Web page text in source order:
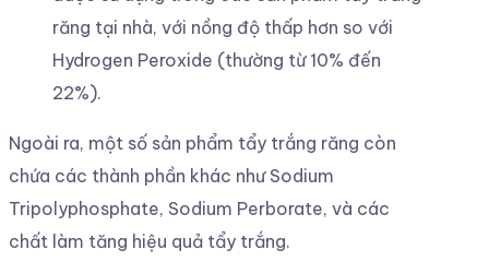
răng tại nhà, với nồng độ thấp hơn so với
Hydrogen Peroxide (thường từ 10% đến
22%).
Ngoài ra, một số sản phẩm tẩy trắng răng còn
chứa các thành phần khác như Sodium
Tripolyphosphate, Sodium Perborate, và các
chất làm tăng hiệu quả tẩy trắng.